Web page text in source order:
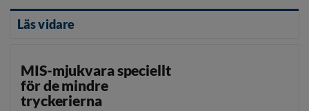
Läs vidare
MIS-mjukvara speciellt
för de mindre
tryckerierna